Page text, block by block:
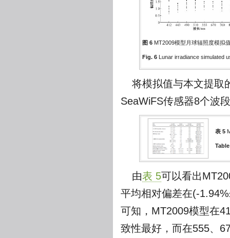
图 6 MT2009模型月球辐照度模拟
Fig. 6 Lunar irradiance simulated
将模拟值与本文提取
SeaWiFS传感器8个波
表 5
由表 5可以看出
平均相对偏差在(-
可知，MT2009模型在
致性最好，而在555、